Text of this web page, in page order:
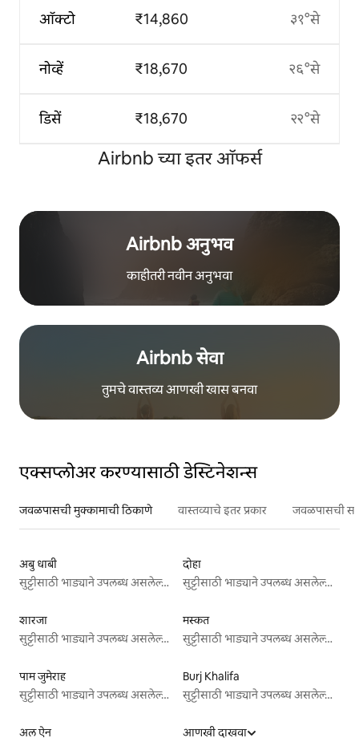
ऑक्टो
नोव्हें
डिसें
₹14,860
₹18,670
₹18,670
३१°से
२६°से
२२°से
Airbnb च्या इतर ऑफर्स
Airbnb अनुभव
काहीतरी नवीन अनुभवा
Airbnb सेवा
तुमचे वास्तव्य आणखी खास बनवा
एक्सप्लोअर करण्यासाठी डेस्टिनेशन्स
जवळपासची मुक्कामाची ठिकाणे वास्तव्याचे इतर प्रकार जवळपासची
अबु धाबी
सुट्टीसाठी भाड्याने उपलब्ध असलेल्या जागा
दोहा
सुट्टीसाठी भाड्याने उपलब्ध असलेल्या जागा
शारजा
सुट्टीसाठी भाड्याने उपलब्ध असलेल्या जागा
मस्कत
सुट्टीसाठी भाड्याने उपलब्ध असलेल्या जागा
पाम जुमेराह
सुट्टीसाठी भाड्याने उपलब्ध असलेल्या जागा
Burj Khalifa
सुट्टीसाठी भाड्याने उपलब्ध असलेल्या जागा
अल ऐन आणखी दाखवा